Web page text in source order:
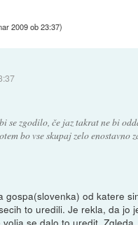
2009 ob 23:37)
se zgodilo, če jaz takrat ne bi
bo vse skupaj zelo enostavno
gospa(slovenka) od katere
to uredili. Je rekla, da jo
se dalo to uredit.